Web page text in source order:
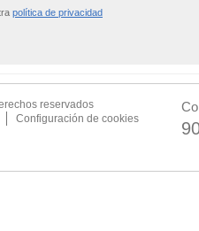
política de privacidad
reservados
Configuración de cookies